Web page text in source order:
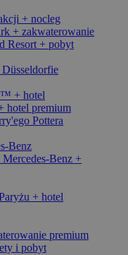
+ nocleg
+ zakwaterowanie
Resort + pobyt
+ hotel
hotel premium
Pottera
Benz
Benz +
+ hotel
premium
i pobyt